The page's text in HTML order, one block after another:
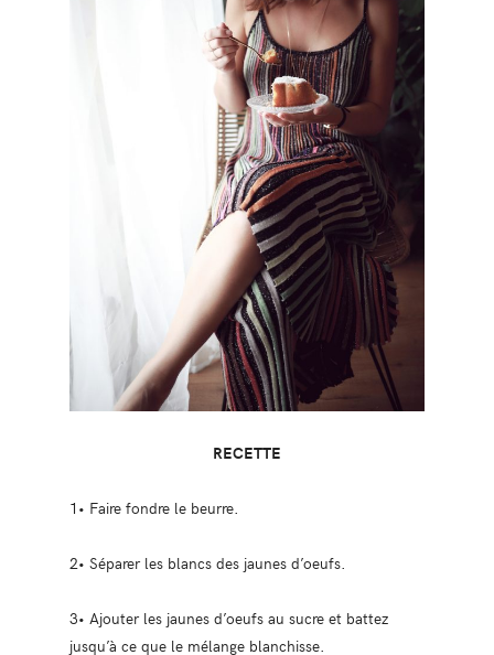
RECETTE
1• Faire fondre le beurre.
2• Séparer les blancs des jaunes d’oeufs.
3• Ajouter les jaunes d’oeufs au sucre et battez
jusqu’à ce que le mélange blanchisse.